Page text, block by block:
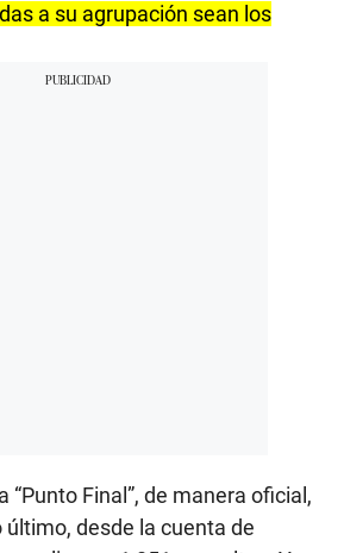
a su agrupación sean los
“Punto Final”, de manera oficial,
desde la cuenta de